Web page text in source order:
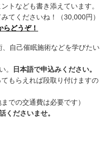
トなども書き添えています。
てくださいね！（30,000円）
どうぞ！
自己催眠施術などを学びたい
。
日本語で申込みください。
もらえれば段取り付けますの
での交通費は必要です）
ださいませ。